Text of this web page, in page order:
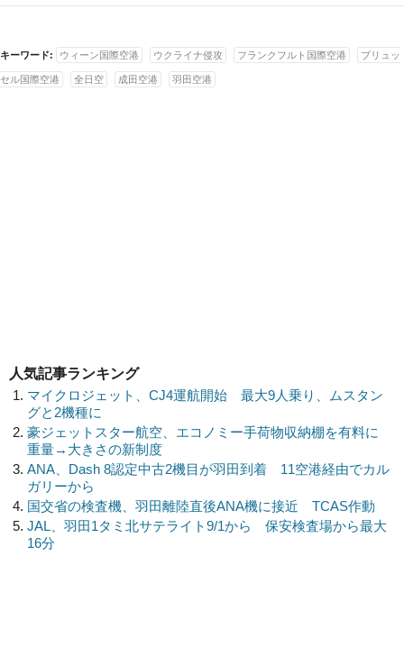
キーワード: ウィーン国際空港 ウクライナ侵攻 フランクフルト国際空港 ブリュッ
セル国際空港 全日空 成田空港 羽田空港
人気記事ランキング
マイクロジェット、CJ4運航開始 最大9人乗り、ムスタン
グと2機種に
豪ジェットスター航空、エコノミー手荷物収納棚を有料に
重量→大きさの新制度
ANA、Dash 8認定中古2機目が羽田到着 11空港経由でカル
ガリーから
国交省の検査機、羽田離陸直後ANA機に接近 TCAS作動
JAL、羽田1タミ北サテライト9/1から 保安検査場から最大
16分